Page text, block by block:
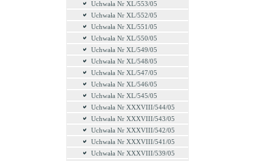
Uchwała Nr XL/553/05
Uchwała Nr XL/552/05
Uchwała Nr XL/551/05
Uchwała Nr XL/550/05
Uchwała Nr XL/549/05
Uchwała Nr XL/548/05
Uchwała Nr XL/547/05
Uchwała Nr XL/546/05
Uchwała Nr XL/545/05
Uchwała Nr XXXVIII/544/05
Uchwała Nr XXXVIII/543/05
Uchwała Nr XXXVIII/542/05
Uchwała Nr XXXVIII/541/05
Uchwała Nr XXXVIII/539/05